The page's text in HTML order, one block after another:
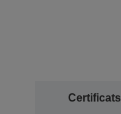
Certificats